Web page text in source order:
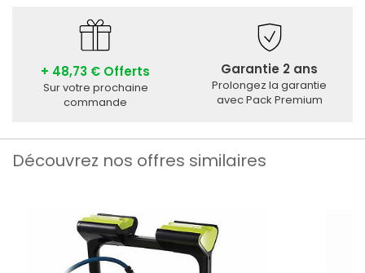
+ 48,73 € Offerts
Sur votre prochaine
commande
Garantie 2 ans
Prolongez la garantie
avec Pack Premium
Découvrez nos offres similaires